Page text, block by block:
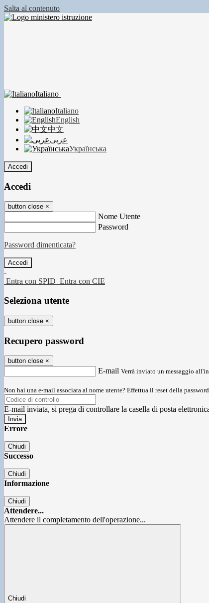
Salta al contenuto
Italiano
Italiano
English
中文
عربى
Українська
Accedi
Accedi
button close ×
Nome Utente
Password
Password dimenticata?
-
Entra con SPID Entra con CIE
Seleziona utente
button close ×
Recupero password
button close ×
E-mail Verrà inviato un messaggio
Non hai una e-mail associata al nome utente? Effettua il reset della
E-mail inviata, si prega di controllare la casella di posta
Errore
Chiudi
Successo
Chiudi
Informazione
Chiudi
Attendere...
Attendere il completamento dell'operazione...
Chiudi